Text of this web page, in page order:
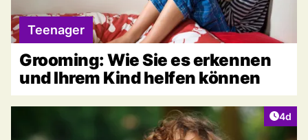
Teenager
Grooming: Wie Sie es erkennen
und Ihrem Kind helfen können
4d